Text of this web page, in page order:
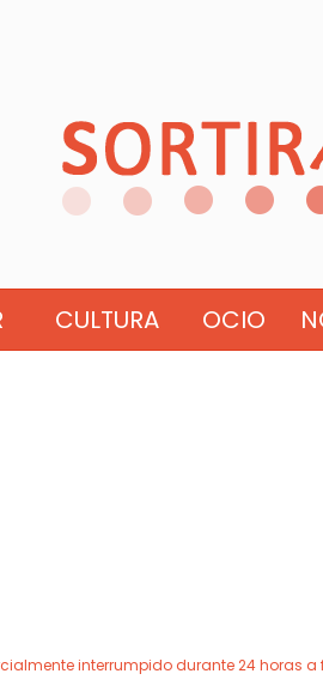
CULTURA OCIO
interrumpido durante 24 horas